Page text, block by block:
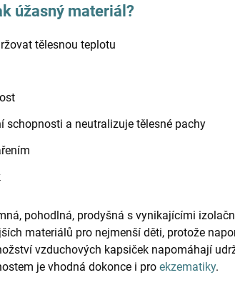
úžasný materiál?
tělesnou teplotu
schopnosti a neutralizuje tělesné pachy
pohodlná, prodyšná s vynikajícími
materiálů pro nejmenší děti, protože
vzduchových kapsiček napomáhají
je vhodná dokonce i pro ekzematiky.